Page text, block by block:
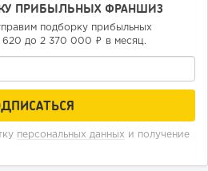
ПРИБЫЛЬНЫХ ФРАНШИЗ
подборку прибыльных
до 2 370 000 ₽ в месяц.
персональных данных и получение